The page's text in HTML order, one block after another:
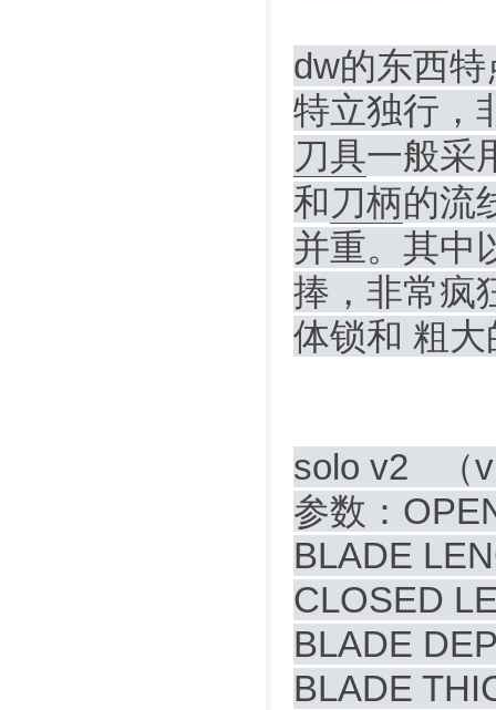
dw的东西
特立独行，
刀具一般采
和刀柄的流
并重。其中
捧，非常疯
体锁和 粗
solo v2 （
参数：
BLADE
CLOSED
BLADE
BLADE